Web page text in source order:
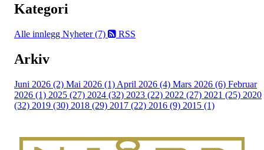
Kategori
Alle innlegg Nyheter (7) RSS
Arkiv
Juni 2026 (2) Mai 2026 (1) April 2026 (4) Mars 2026 (6) Februar
2026 (1) 2025 (27) 2024 (32) 2023 (22) 2022 (27) 2021 (25) 2020
(32) 2019 (30) 2018 (29) 2017 (22) 2016 (9) 2015 (1)